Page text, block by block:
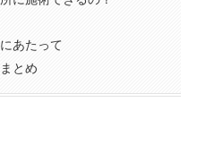
あたって
とめ